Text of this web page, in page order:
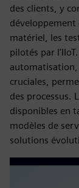
des clients, y
développement
matériel, les
pilotés par
automatisation,
cruciales,
des processus.
disponibles en
modèles de
solutions